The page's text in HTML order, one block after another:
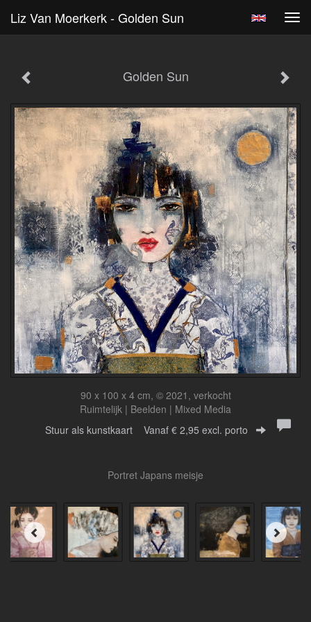
Liz Van Moerkerk - Golden Sun
Golden Sun
90 x 100 x 4 cm, © 2021, verkocht
Ruimtelijk | Beelden | Mixed Media
Stuur als kunstkaart Vanaf € 2,95 excl. porto
Portret Japans meisje